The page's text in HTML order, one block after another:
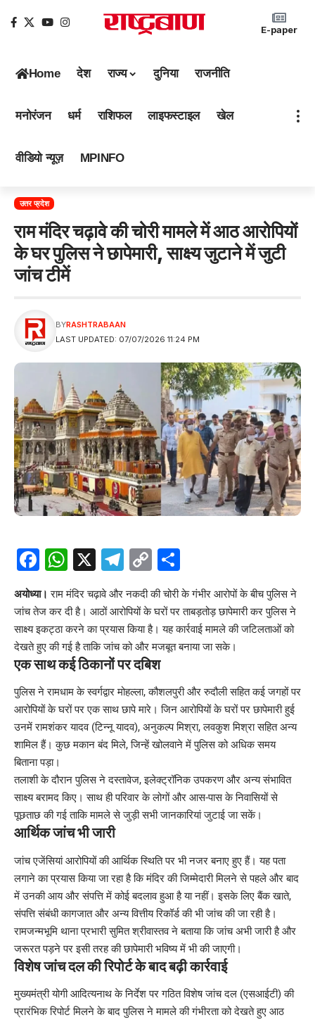
E-paper
Home देश राज्य दुनिया राजनीति
मनोरंजन धर्म राशिफल लाइफस्टाइल खेल
वीडियो न्यूज़ MPINFO
उत्तर प्रदेश
राम मंदिर चढ़ावे की चोरी मामले में आठ आरोपियों
के घर पुलिस ने छापेमारी, साक्ष्य जुटाने में जुटी
जांच टीमें
LAST UPDATED: 07/07/2026 11:24 PM
BYRASHTRABAAN
Facebook
WhatsApp
X Telegram
Copy
Link
अयोध्या। राम मंदिर चढ़ावे और नकदी की चोरी के गंभीर आरोपों के बीच पुलिस ने
जांच तेज कर दी है। आठों आरोपियों के घरों पर ताबड़तोड़ छापेमारी कर पुलिस ने
साक्ष्य इकट्ठा करने का प्रयास किया है। यह कार्रवाई मामले की जटिलताओं को
देखते हुए की गई है ताकि जांच को और मजबूत बनाया जा सके।
एक साथ कई ठिकानों पर दबिश
पुलिस ने रामधाम के स्वर्गद्वार मोहल्ला, कौशलपुरी और रुदौली सहित कई जगहों पर
आरोपियों के घरों पर एक साथ छापे मारे। जिन आरोपियों के घरों पर छापेमारी हुई
उनमें रामशंकर यादव (टिन्नू यादव), अनुकल्प मिश्रा, लवकुश मिश्रा सहित अन्य
शामिल हैं। कुछ मकान बंद मिले, जिन्हें खोलवाने में पुलिस को अधिक समय
बिताना पड़ा।
तलाशी के दौरान पुलिस ने दस्तावेज, इलेक्ट्रॉनिक उपकरण और अन्य संभावित
साक्ष्य बरामद किए। साथ ही परिवार के लोगों और आस-पास के निवासियों से
पूछताछ की गई ताकि मामले से जुड़ी सभी जानकारियां जुटाई जा सकें।
आर्थिक जांच भी जारी
जांच एजेंसियां आरोपियों की आर्थिक स्थिति पर भी नजर बनाए हुए हैं। यह पता
लगाने का प्रयास किया जा रहा है कि मंदिर की जिम्मेदारी मिलने से पहले और बाद
में उनकी आय और संपत्ति में कोई बदलाव हुआ है या नहीं। इसके लिए बैंक खाते,
संपत्ति संबंधी कागजात और अन्य वित्तीय रिकॉर्ड की भी जांच की जा रही है।
रामजन्मभूमि थाना प्रभारी सुमित श्रीवास्तव ने बताया कि जांच अभी जारी है और
जरूरत पड़ने पर इसी तरह की छापेमारी भविष्य में भी की जाएगी।
विशेष जांच दल की रिपोर्ट के बाद बढ़ी कार्रवाई
मुख्यमंत्री योगी आदित्यनाथ के निर्देश पर गठित विशेष जांच दल (एसआईटी) की
प्रारंभिक रिपोर्ट मिलने के बाद पुलिस ने मामले की गंभीरता को देखते हुए आठ